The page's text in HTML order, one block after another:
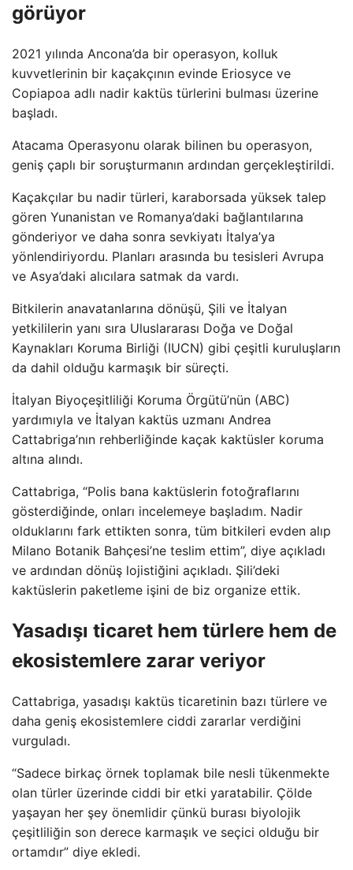
görüyor
2021 yılında Ancona’da bir operasyon, kolluk
kuvvetlerinin bir kaçakçının evinde Eriosyce ve
Copiapoa adlı nadir kaktüs türlerini bulması üzerine
başladı.
Atacama Operasyonu olarak bilinen bu operasyon,
geniş çaplı bir soruşturmanın ardından gerçekleştirildi.
Kaçakçılar bu nadir türleri, karaborsada yüksek talep
gören Yunanistan ve Romanya’daki bağlantılarına
gönderiyor ve daha sonra sevkiyatı İtalya’ya
yönlendiriyordu. Planları arasında bu tesisleri Avrupa
ve Asya’daki alıcılara satmak da vardı.
Bitkilerin anavatanlarına dönüşü, Şili ve İtalyan
yetkililerin yanı sıra Uluslararası Doğa ve Doğal
Kaynakları Koruma Birliği (IUCN) gibi çeşitli kuruluşların
da dahil olduğu karmaşık bir süreçti.
İtalyan Biyoçeşitliliği Koruma Örgütü’nün (ABC)
yardımıyla ve İtalyan kaktüs uzmanı Andrea
Cattabriga’nın rehberliğinde kaçak kaktüsler koruma
altına alındı.
Cattabriga, “Polis bana kaktüslerin fotoğraflarını
gösterdiğinde, onları incelemeye başladım. Nadir
olduklarını fark ettikten sonra, tüm bitkileri evden alıp
Milano Botanik Bahçesi’ne teslim ettim”, diye açıkladı
ve ardından dönüş lojistiğini açıkladı. Şili’deki
kaktüslerin paketleme işini de biz organize ettik.
Yasadışı ticaret hem türlere hem de
ekosistemlere zarar veriyor
Cattabriga, yasadışı kaktüs ticaretinin bazı türlere ve
daha geniş ekosistemlere ciddi zararlar verdiğini
vurguladı.
“Sadece birkaç örnek toplamak bile nesli tükenmekte
olan türler üzerinde ciddi bir etki yaratabilir. Çölde
yaşayan her şey önemlidir çünkü burası biyolojik
çeşitliliğin son derece karmaşık ve seçici olduğu bir
ortamdır” diye ekledi.